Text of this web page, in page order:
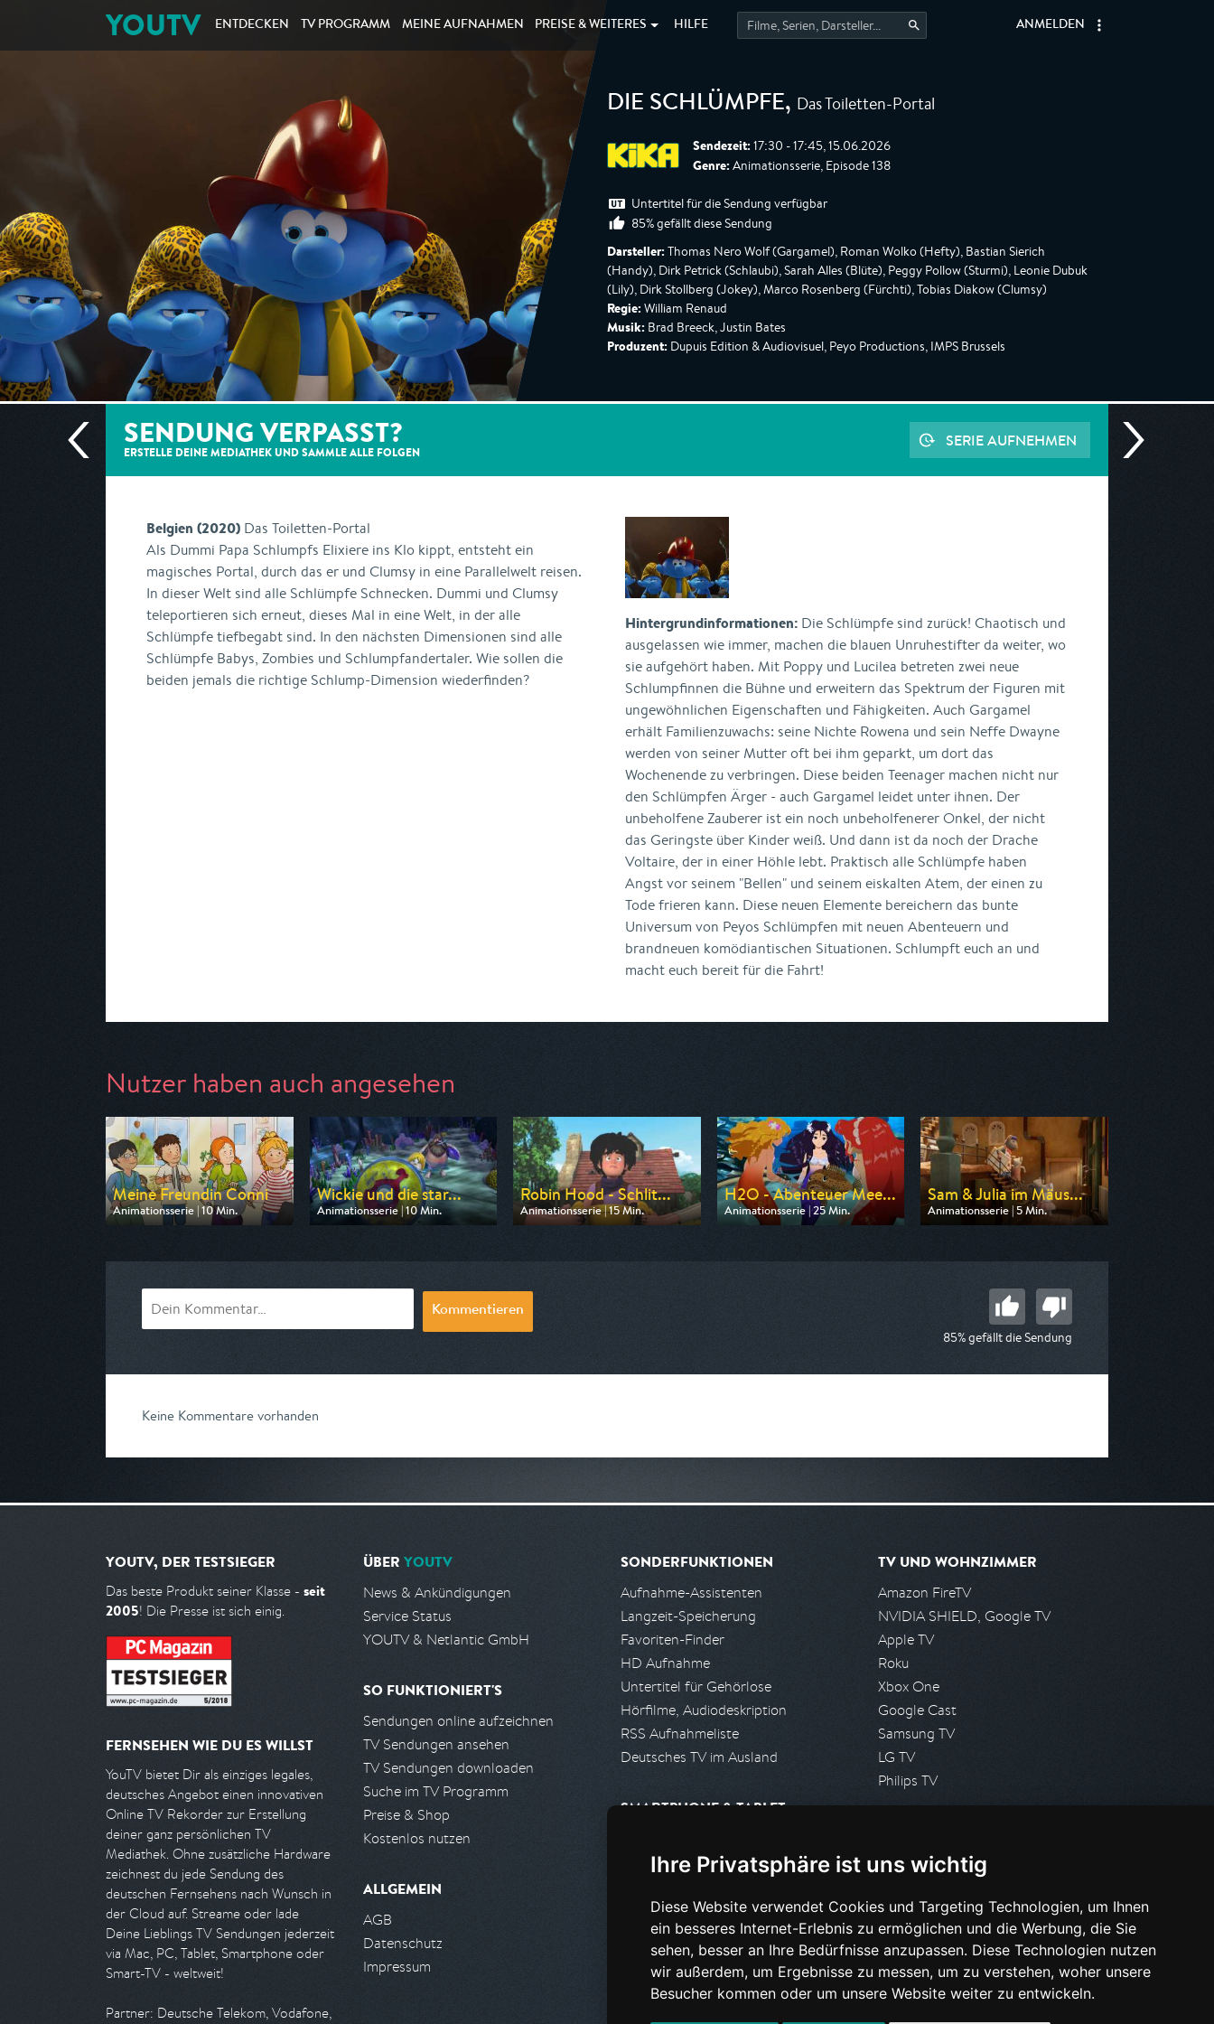
Ihre Privatsphäre ist uns wichtig
Diese Website verwendet Cookies und Targeting Technologien, um Ihnen
ein besseres Internet-Erlebnis zu ermöglichen und die Werbung, die Sie
sehen, besser an Ihre Bedürfnisse anzupassen. Diese Technologien nutzen
wir außerdem, um Ergebnisse zu messen, um zu verstehen, woher unsere
Besucher kommen oder um unsere Website weiter zu entwickeln.
YOUTV ENTDECKEN TV PROGRAMM MEINE AUFNAHMEN PREISE & WEITERES HILFE ANMELDEN
DIE SCHLÜMPFE, Das Toiletten-Portal
Sendezeit: 17:30 - 17:45, 15.06.2026
Genre: Animationsserie, Episode 138
Untertitel für die Sendung verfügbar
85% gefällt diese Sendung
Darsteller: Thomas Nero Wolf (Gargamel), Roman Wolko (Hefty), Bastian Sierich
(Handy), Dirk Petrick (Schlaubi), Sarah Alles (Blüte), Peggy Pollow (Sturmi), Leonie Dubuk
(Lily), Dirk Stollberg (Jokey), Marco Rosenberg (Fürchti), Tobias Diakow (Clumsy)
Regie: William Renaud
Musik: Brad Breeck, Justin Bates
Produzent: Dupuis Edition & Audiovisuel, Peyo Productions, IMPS Brussels
SENDUNG VERPASST?
ERSTELLE DEINE MEDIATHEK UND SAMMLE ALLE FOLGEN
SERIE AUFNEHMEN
Belgien (2020) Das Toiletten-Portal
Als Dummi Papa Schlumpfs Elixiere ins Klo kippt, entsteht ein
magisches Portal, durch das er und Clumsy in eine Parallelwelt reisen.
In dieser Welt sind alle Schlümpfe Schnecken. Dummi und Clumsy
teleportieren sich erneut, dieses Mal in eine Welt, in der alle
Schlümpfe tiefbegabt sind. In den nächsten Dimensionen sind alle
Schlümpfe Babys, Zombies und Schlumpfandertaler. Wie sollen die
beiden jemals die richtige Schlump-Dimension wiederfinden?
Hintergrundinformationen: Die Schlümpfe sind zurück! Chaotisch und
ausgelassen wie immer, machen die blauen Unruhestifter da weiter, wo
sie aufgehört haben. Mit Poppy und Lucilea betreten zwei neue
Schlumpfinnen die Bühne und erweitern das Spektrum der Figuren mit
ungewöhnlichen Eigenschaften und Fähigkeiten. Auch Gargamel
erhält Familienzuwachs: seine Nichte Rowena und sein Neffe Dwayne
werden von seiner Mutter oft bei ihm geparkt, um dort das
Wochenende zu verbringen. Diese beiden Teenager machen nicht nur
den Schlümpfen Ärger - auch Gargamel leidet unter ihnen. Der
unbeholfene Zauberer ist ein noch unbeholfenerer Onkel, der nicht
das Geringste über Kinder weiß. Und dann ist da noch der Drache
Voltaire, der in einer Höhle lebt. Praktisch alle Schlümpfe haben
Angst vor seinem "Bellen" und seinem eiskalten Atem, der einen zu
Tode frieren kann. Diese neuen Elemente bereichern das bunte
Universum von Peyos Schlümpfen mit neuen Abenteuern und
brandneuen komödiantischen Situationen. Schlumpft euch an und
macht euch bereit für die Fahrt!
Nutzer haben auch angesehen
Meine Freundin Conni
Animationsserie | 10 Min.
Ausgestrahlt von ZDF
Wickie und die star...
Animationsserie | 10 Min.
Ausgestrahlt von ZDF
Robin Hood - Schlit...
Animationsserie | 15 Min.
Ausgestrahlt von ZDF
H2O - Abenteuer Mee...
Animationsserie | 25 Min.
Ausgestrahlt von ZDF
Sam & Julia im Mäus...
Animationsserie | 5 Min.
Ausgestrahlt von ZDF
Kommentieren
85% gefällt die Sendung
Keine Kommentare vorhanden
YOUTV, DER TESTSIEGER
Das beste Produkt seiner Klasse - seit
2005! Die Presse ist sich einig.
FERNSEHEN WIE DU ES WILLST
YouTV bietet Dir als einziges legales,
deutsches Angebot einen innovativen
Online TV Rekorder zur Erstellung
deiner ganz persönlichen TV
Mediathek. Ohne zusätzliche Hardware
zeichnest du jede Sendung des
deutschen Fernsehens nach Wunsch in
der Cloud auf. Streame oder lade
Deine Lieblings TV Sendungen jederzeit
via Mac, PC, Tablet, Smartphone oder
Smart-TV - weltweit!
Partner: Deutsche Telekom, Vodafone,
ÜBER YOUTV
News & Ankündigungen
Service Status
YOUTV & Netlantic GmbH
SO FUNKTIONIERT'S
Sendungen online aufzeichnen
TV Sendungen ansehen
TV Sendungen downloaden
Suche im TV Programm
Preise & Shop
Kostenlos nutzen
ALLGEMEIN
AGB
Datenschutz
Impressum
SONDERFUNKTIONEN
Aufnahme-Assistenten
Langzeit-Speicherung
Favoriten-Finder
HD Aufnahme
Untertitel für Gehörlose
Hörfilme, Audiodeskription
RSS Aufnahmeliste
Deutsches TV im Ausland
SMARTPHONE & TABLET
Android App
PARTNER
Partnerliste
Partner werden
TV UND WOHNZIMMER
Amazon FireTV
NVIDIA SHIELD, Google TV
Apple TV
Roku
Xbox One
Google Cast
Samsung TV
LG TV
Philips TV
Presseanfrage stellen
HILFE & SUPPORT
Häufig gestellte Fragen
Anfrage stellen